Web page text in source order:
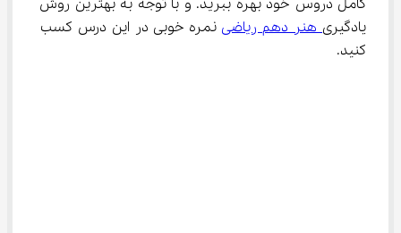
کامل دروس خود بهره ببرید. و با توجه به بهترین روش
یادگیری هنر دهم ریاضی نمره خوبی در این درس کسب
کنید.